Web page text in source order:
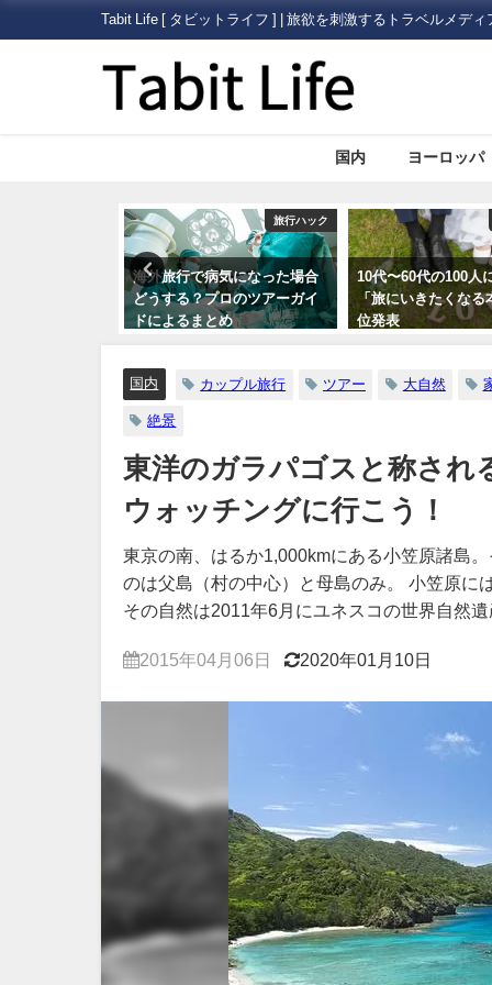
Tabit Life [ タビットライフ ] | 旅欲を刺激するトラベルメディ
国内 ヨーロッパ
旅行ハック
10代〜60代の100人に聞いた
「旅にいきたくなる本」第一
位発表
格安航空サービス
て何だろう？
国内 カップル旅行 ツアー 大自然
絶景
東洋のガラパゴスと称され
ウォッチングに行こう！
東京の南、はるか1,000kmにある小笠原諸島
のは父島（村の中心）と母島のみ。 小笠原に
その自然は2011年6月にユネスコの世界自然
2015年04月06日 2020年01月10日